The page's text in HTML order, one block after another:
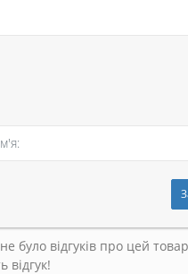
було відгуків про цей
відгук!